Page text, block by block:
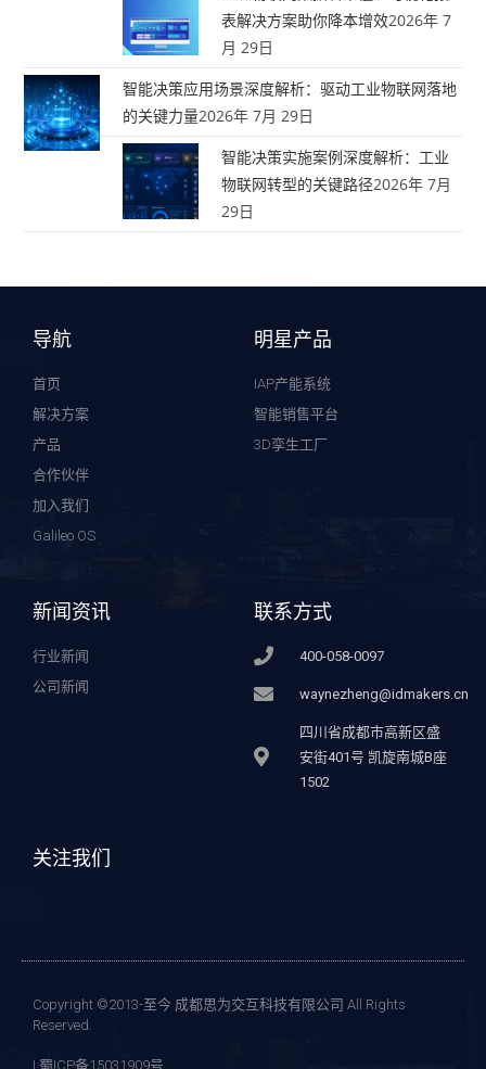
表解决方案助你降本增效2026年 7
月 29日
智能决策应用场景深度解析：驱动工业物联网落地
的关键力量2026年 7月 29日
智能决策实施案例深度解析：工业
物联网转型的关键路径2026年 7月
29日
导航
首页
解决方案
产品
合作伙伴
加入我们
Galileo OS
明星产品
IAP产能系统
智能销售平台
3D孪生工厂
新闻资讯
行业新闻
公司新闻
联系方式
400-058-0097
waynezheng@idmakers.cn
四川省成都市高新区盛
安街401号 凯旋南城B座
1502
关注我们
Copyright ©2013-至今 成都思为交互科技有限公司 All Rights
Reserved.
| 蜀ICP备15031909号